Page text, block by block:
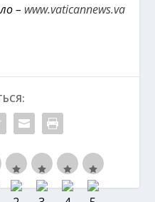
– www.vaticannews.va